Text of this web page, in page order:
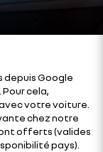
Google
cela,
votre voiture.
chez notre
offerts (valides
pays).